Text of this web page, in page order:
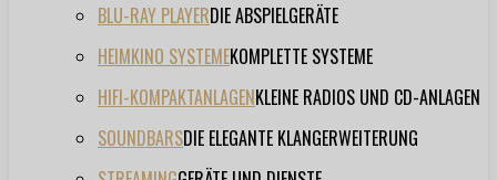
BLU-RAY PLAYERDIE ABSPIELGERÄTE
HEIMKINO SYSTEMEKOMPLETTE SYSTEME
HIFI-KOMPAKTANLAGENKLEINE RADIOS UND CD-ANLAGEN
SOUNDBARSDIE ELEGANTE KLANGERWEITERUNG